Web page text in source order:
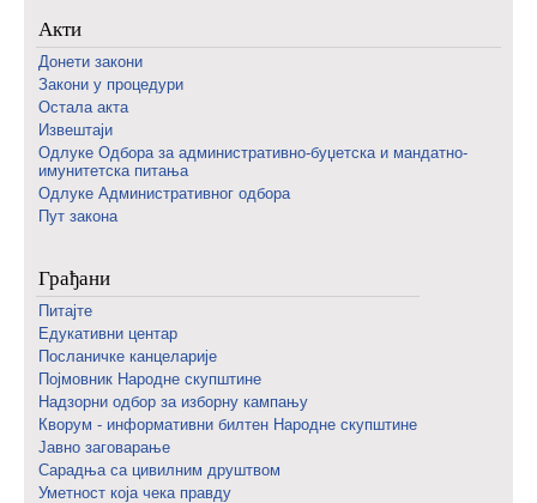
Акти
Донети закони
Закони у процедури
Остала акта
Извештаји
Одлуке Одбора за административно-буџетска и мандатно-
имунитетска питања
Одлуке Административног одбора
Пут закона
Грађани
Питајте
Едукативни центар
Посланичке канцеларије
Појмовник Народне скупштине
Надзорни одбор за изборну кампању
Кворум - информативни билтен Народне скупштине
Јавно заговарање
Сарадња са цивилним друштвом
Уметност која чека правду